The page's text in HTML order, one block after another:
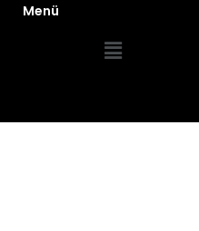
Menü